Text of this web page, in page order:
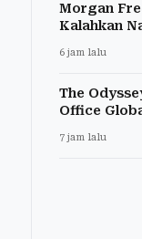
Morgan
Kalahkan
6 jam lalu
The
Office
7 jam lalu